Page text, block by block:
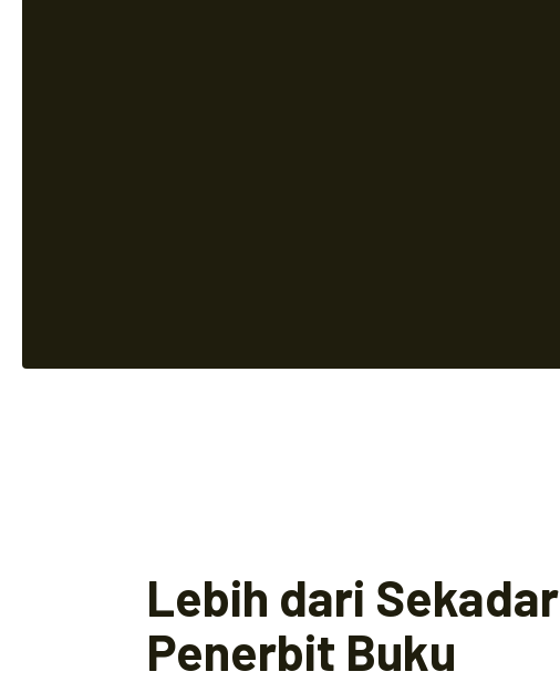
Lebih dari Sekadar
Penerbit Buku